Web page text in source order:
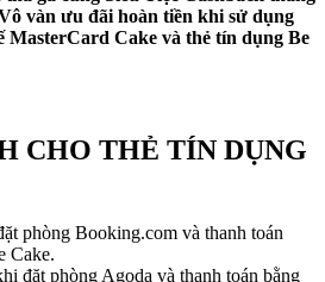
vàn ưu đãi hoàn tiền khi sử dụng
MasterCard Cake và thẻ tín dụng Be
CHO THẺ TÍN DỤNG
phòng Booking.com và thanh toán
Cake.
đặt phòng Agoda và thanh toán bằng